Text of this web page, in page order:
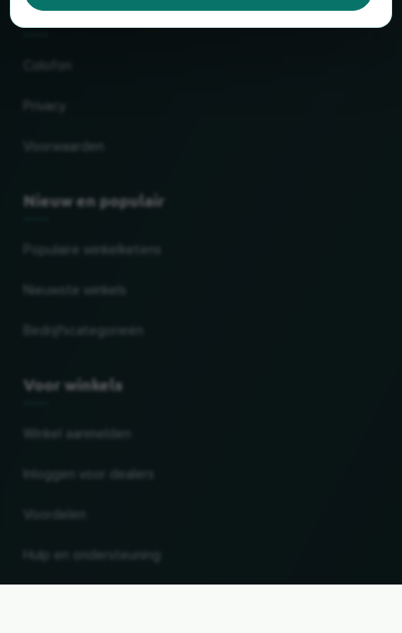
Juridisch
Voorwaarden
Nieuw en populair
Populaire winkelketens
Voor winkels
Winkel aanmelden